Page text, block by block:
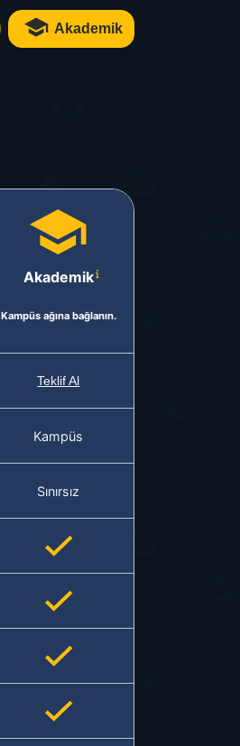
Akademik
Akademik
Kampüs ağına bağlanın.
Teklif Al
Kampüs
Sınırsız